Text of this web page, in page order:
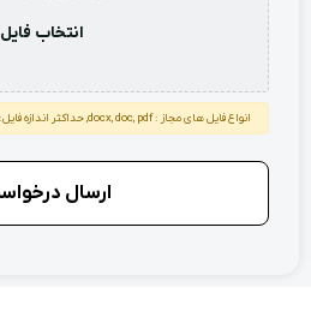
انتخاب فایل
انواع فایل های مجاز : docx, doc, pdf, حداکثر اندازه فایل: 10 MB, حداکثر فایل ها : 1.